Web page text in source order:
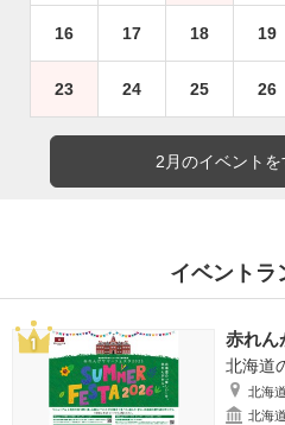
16 17 18 19
23 24 25 26
2月のイベント
イベントラ
赤れん
北海道
北海道
北海